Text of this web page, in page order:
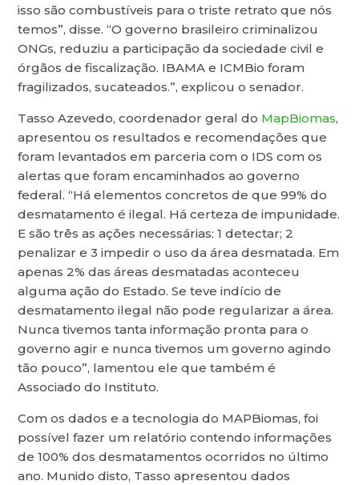
isso são combustíveis para o triste retrato que nós
temos”, disse. “O governo brasileiro criminalizou
ONGs, reduziu a participação da sociedade civil e
órgãos de fiscalização. IBAMA e ICMBio foram
fragilizados, sucateados.”, explicou o senador.
Tasso Azevedo, coordenador geral do MapBiomas,
apresentou os resultados e recomendações que
foram levantados em parceria com o IDS com os
alertas que foram encaminhados ao governo
federal. “Há elementos concretos de que 99% do
desmatamento é ilegal. Há certeza de impunidade.
E são três as ações necessárias: 1 detectar; 2
penalizar e 3 impedir o uso da área desmatada. Em
apenas 2% das áreas desmatadas aconteceu
alguma ação do Estado. Se teve indício de
desmatamento ilegal não pode regularizar a área.
Nunca tivemos tanta informação pronta para o
governo agir e nunca tivemos um governo agindo
tão pouco”, lamentou ele que também é
Associado do Instituto.
Com os dados e a tecnologia do MAPBiomas, foi
possível fazer um relatório contendo informações
de 100% dos desmatamentos ocorridos no último
ano. Munido disto, Tasso apresentou dados